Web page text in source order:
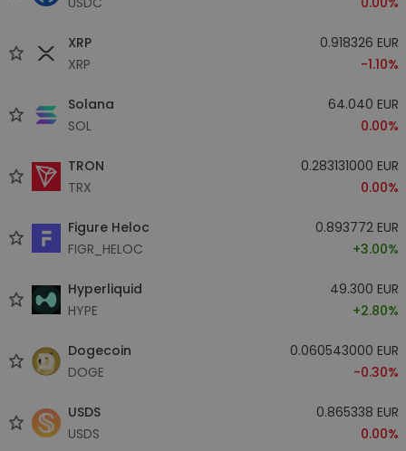
XRP
XRP
0.918326 EUR
-1.10%
Solana
SOL
64.040 EUR
0.00%
TRON
TRX
0.283131000 EUR
0.00%
Figure Heloc
FIGR_HELOC
0.893772 EUR
+3.00%
Hyperliquid
HYPE
49.300 EUR
+2.80%
Dogecoin
DOGE
0.060543000 EUR
-0.30%
USDS
USDS
0.865338 EUR
0.00%